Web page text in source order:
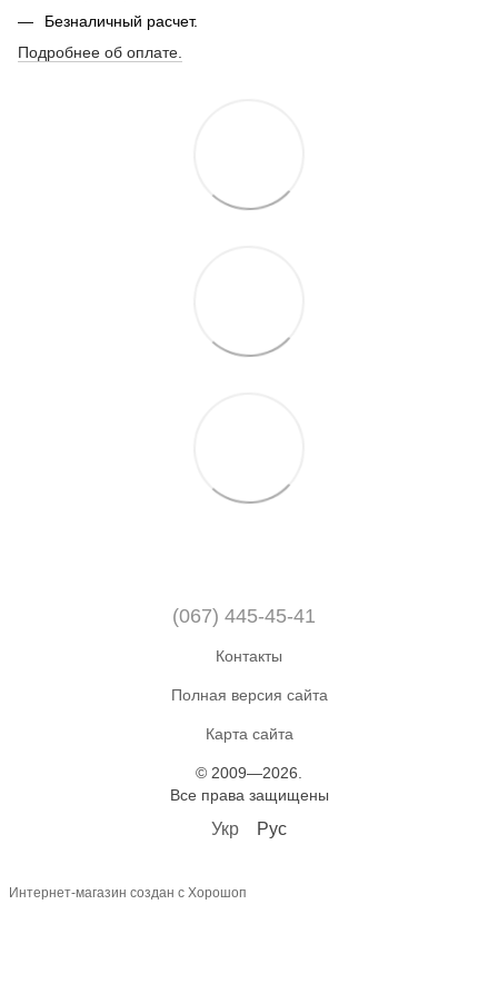
Безналичный расчет.
Подробнее об оплате.
(067) 445-45-41
Контакты
Полная версия сайта
Карта сайта
© 2009—2026.
Все права защищены
Укр Рус
Интернет-магазин создан с Хорошоп